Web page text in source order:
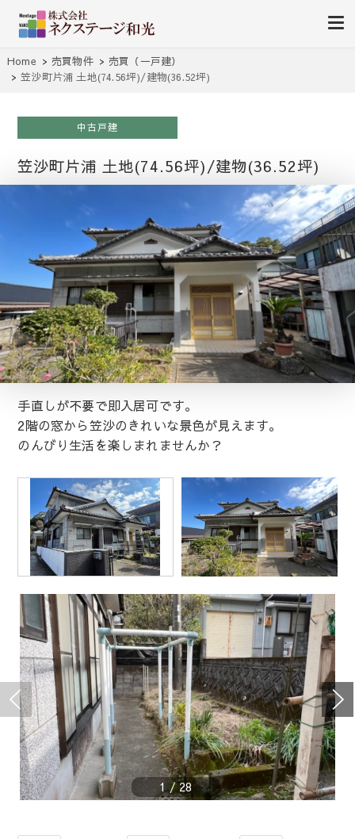
㈱ ネクステージ和光-南さつ
賃貸）
Home 売買物件
売買（一戸建）
笠沙町片浦 土地(74.56坪)/建物(36.52坪)
中古戸建
笠沙町片浦 土地(74.56坪)/建物(36.52坪)
手直しが不要で即入居可です。
2階の窓から笠沙のきれいな景色が見えます。
のんびり生活を楽しまれませんか？
1/28